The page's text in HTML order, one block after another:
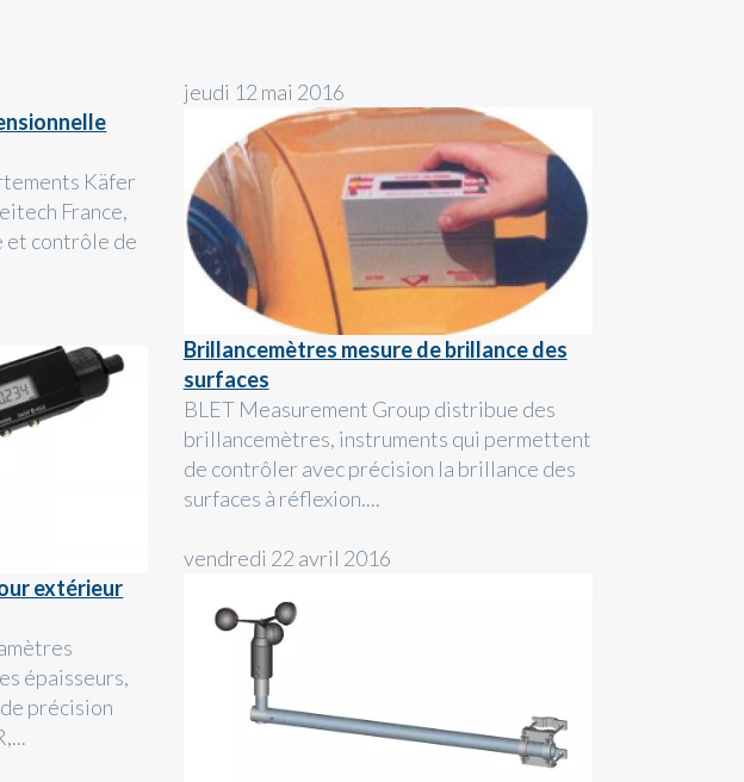
Käfer
France,
et contrôle de
extérieur
épaisseurs,
précision
jeudi 12 mai 2016
Brillancemètres mesure de brillance des
surfaces
BLET Measurement Group distribue des
brillancemètres, instruments qui permettent
de contrôler avec précision la brillance des
surfaces à réflexion....
vendredi 22 avril 2016